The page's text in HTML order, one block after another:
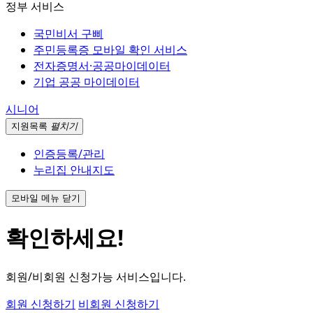
정부 서비스
국민비서 구삐
주민등록증 모바일 확인 서비스
전자증명서·공공마이데이터
기업 공공 마이데이터
시니어
지원 목록 펼치기
인증등록/관리
누리집 안내지도
모바일 메뉴 닫기
확인하세요!
회원/비회원 신청가능 서비스입니다.
회원 신청하기 비회원 신청하기